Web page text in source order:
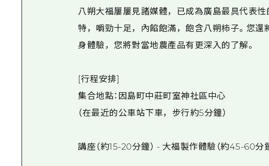
八朔大福屢屢見諸媒體，已成為廣島最具代表
特，嚼勁十足，內餡飽滿，飽含八朔柿子。您
身體驗，您將對當地農產品有更深入的了解。
[行程安排]
集合地點：因島町中莊町室神社區中心
（在最近的公車站下車，步行約5分鐘）
講座（約15-20分鐘） - 大福製作體驗（約45-60分